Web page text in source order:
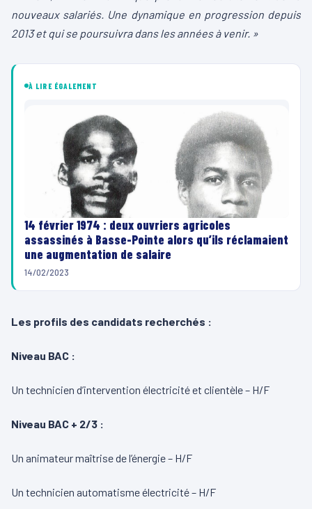
nouveaux salariés. Une dynamique en progression depuis
2013 et qui se poursuivra dans les années à venir. »
À LIRE ÉGALEMENT
14 février 1974 : deux ouvriers agricoles
assassinés à Basse-Pointe alors qu’ils réclamaient
une augmentation de salaire
14/02/2023
Les profils des candidats recherchés :
Niveau BAC :
Un technicien d’intervention électricité et clientèle – H/F
Niveau BAC + 2/3 :
Un animateur maîtrise de l’énergie – H/F
Un technicien automatisme électricité – H/F